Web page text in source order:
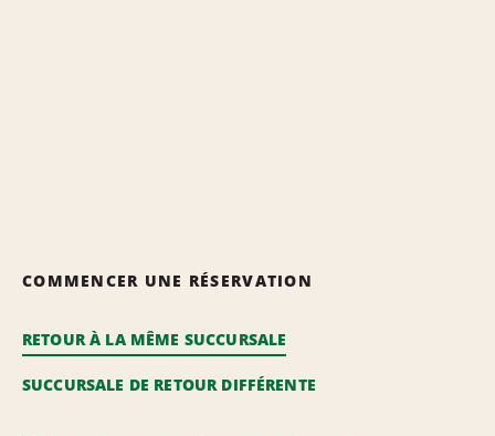
COMMENCER UNE RÉSERVATION
RETOUR À LA MÊME SUCCURSALE
SUCCURSALE DE RETOUR DIFFÉRENTE